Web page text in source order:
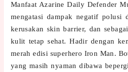
Manfaat Azarine Daily Defender
mengatasi dampak negatif polusi
kerusakan skin barrier, dan
kulit tetap sehat. Hadir dengan
merah edisi superhero Iron Man.
yang masih nyaman dibawa